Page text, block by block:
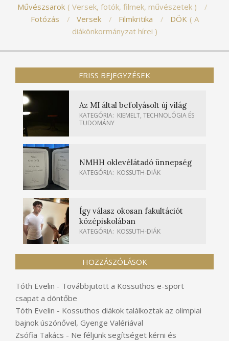
Művészsarok
Versek, fotók, filmek, művészetek
Fotózás
Versek Filmkritika DÖK
A
diákönkormányzat hírei
FRISS BEJEGYZÉSEK
Az MI által befolyásolt új világ
KATEGÓRIA: KIEMELT, TECHNOLÓGIA ÉS
TUDOMÁNY
NMHH oklevélátadó ünnepség
KATEGÓRIA: KOSSUTH-DIÁK
Így válasz okosan fakultációt
középiskolában
KATEGÓRIA: KOSSUTH-DIÁK
HOZZÁSZÓLÁSOK
Tóth Evelin - Továbbjutott a Kossuthos e-sport
csapat a döntőbe
Tóth Evelin - Kossuthos diákok találkoztak az olimpiai
bajnok úszónővel, Gyenge Valériával
Zsófia Takács - Ne féljünk segítséget kérni és